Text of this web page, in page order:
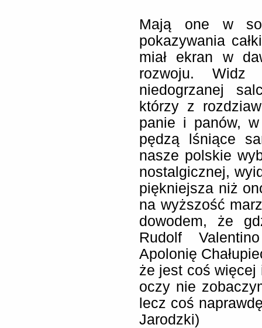
Mają one w
pokazywania
miał ekran w
rozwoju.
niedogrzanej
którzy z
panie i panów,
pędzą lśniące
nasze polskie
nostalgicznej,
piękniejsza niż
na wyższość
dowodem, że
Rudolf
Apolonię
że jest coś więcej
oczy nie
lecz coś
Jarodzki)